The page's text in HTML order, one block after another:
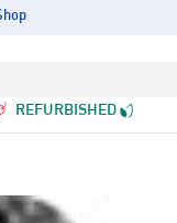
REFURBISHED